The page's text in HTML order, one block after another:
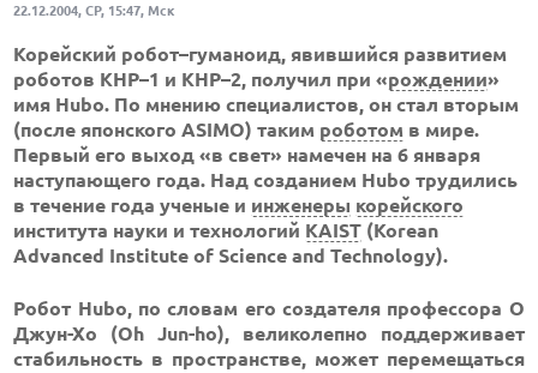
22.12.2004, СР, 15:47, Мск
Корейский робот–гуманоид, явившийся развитием
роботов КНР–1 и КНР–2, получил при «рождении»
имя Hubo. По мнению специалистов, он стал вторым
(после японского ASIMO) таким роботом в мире.
Первый его выход «в свет» намечен на 6 января
наступающего года. Над созданием Hubo трудились
в течение года ученые и инженеры корейского
института науки и технологий KAIST (Korean
Advanced Institute of Science and Technology).
Робот Hubo, по словам его создателя профессора О
Джун-Хо (Oh Jun-ho), великолепно поддерживает
стабильность в пространстве, может перемещаться